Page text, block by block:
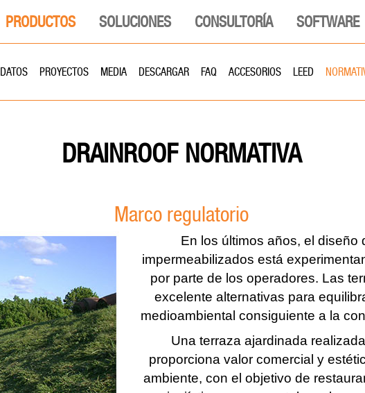
PRODUCTOS SOLUCIONES CONSULTORÍA SOFTWARE
DATOS PROYECTOS MEDIA DESCARGAR FAQ ACCESORIOS LEED
DRAINROOF NORMATIVA
Marco regulatorio
En los últimos años, el diseño
impermeabilizados está
por parte de los operadores. Las
excelente alternativas para
medioambiental consiguiente a la
Una terraza ajardinada
proporciona valor comercial y
ambiente, con el objetivo de